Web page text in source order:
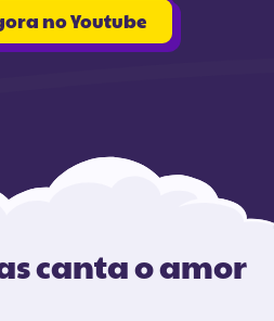
no Youtube
canta o amor